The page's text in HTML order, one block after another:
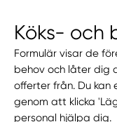
Köks- och
Formulär visar de
behov och låter dig
offerter från. Du kan
genom att klicka
personal hjälpa dig.